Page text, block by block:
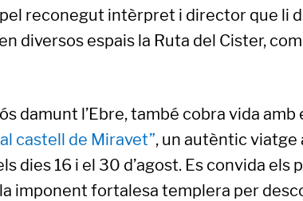
reconegut intèrpret i director que li
diversos espais la Ruta del Cister,
damunt l’Ebre, també cobra vida amb
castell de Miravet”, un autèntic viatge
dies 16 i el 30 d’agost. Es convida els
imponent fortalesa templera per